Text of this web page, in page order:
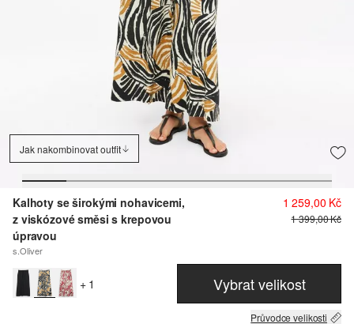
Jak nakombinovat outfit
Kalhoty se širokými nohavicemi,
z viskózové směsi s krepovou
úpravou
s.Oliver
1 259,00 Kč
1 399,00 Kč
+ 1 Vybrat velikost
Průvodce velikosti